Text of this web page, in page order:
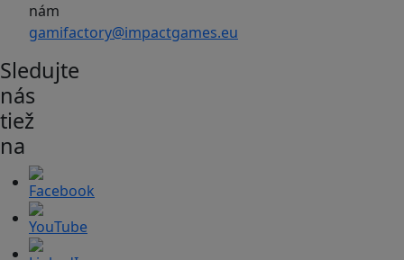
nám
gamifactory@impactgames.eu
Sledujte
nás
tiež
na